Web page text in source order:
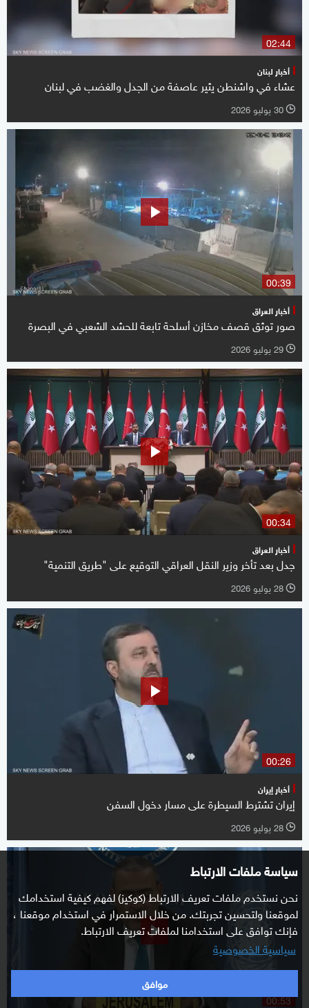
سياسة ملفات الارتباط
نحن نستخدم ملفات تعريف الارتباط (كوكيز) لفهم كيفية استخدامك
لموقعنا ولتحسين تجربتك. من خلال الاستمرار في استخدام موقعنا ،
فإنك توافق على استخدامنا لملفات تعريف الارتباط.
سياسية الخصوصية
موافق
02:44
أخبار لبنان
عشاء في واشنطن يثير عاصفة من الجدل والغضب في لبنان
l 30 يوليو 2026
00:39
أخبار العراق
صور توثق قصف مخازن أسلحة تابعة للحشد الشعبي في البصرة
l 29 يوليو 2026
00:34
أخبار العراق
جدل بعد تأخر وزير النقل العراقي التوقيع على "طريق التنمية"
l 28 يوليو 2026
00:26
أخبار إيران
إيران تشترط السيطرة على مسار دخول السفن
l 28 يوليو 2026
00:53